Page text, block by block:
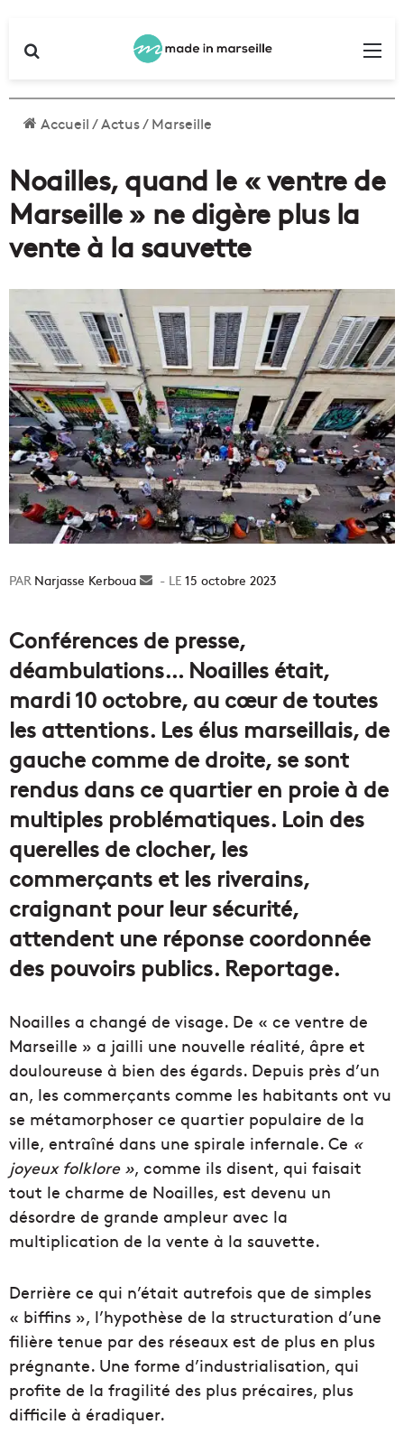
Accueil/Actus/Marseille
Noailles, quand le « ventre de
Marseille » ne digère plus la
vente à la sauvette
Narjasse Kerboua
Envoyer15 octobre 2023
Conférences de presse,
déambulations… Noailles était,
mardi 10 octobre, au cœur de toutes
les attentions. Les élus marseillais, de
gauche comme de droite, se sont
rendus dans ce quartier en proie à de
multiples problématiques. Loin des
querelles de clocher, les
commerçants et les riverains,
craignant pour leur sécurité,
attendent une réponse coordonnée
des pouvoirs publics. Reportage.
Noailles a changé de visage. De « ce ventre de
Marseille » a jailli une nouvelle réalité, âpre et
douloureuse à bien des égards. Depuis près d’un
an, les commerçants comme les habitants ont vu
se métamorphoser ce quartier populaire de la
ville, entraîné dans une spirale infernale. Ce «
joyeux folklore », comme ils disent, qui faisait
tout le charme de Noailles, est devenu un
désordre de grande ampleur avec la
multiplication de la vente à la sauvette.
Derrière ce qui n’était autrefois que de simples
« biffins », l’hypothèse de la structuration d’une
filière tenue par des réseaux est de plus en plus
prégnante. Une forme d’industrialisation, qui
profite de la fragilité des plus précaires, plus
difficile à éradiquer.